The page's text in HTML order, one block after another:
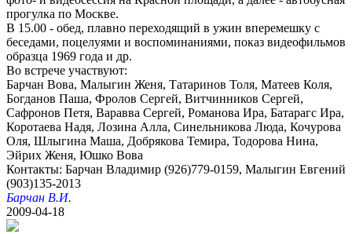
прогулка по Москве.
В 15.00 - обед, плавно переходящий в ужин вперемешку с
беседами, поцелуями и воспоминаниями, показ видеофильмов
образца 1969 года и др.
Во встрече участвуют:
Барчан Вова, Малыгин Женя, Татаринов Толя, Матеев Коля,
Богданов Паша, Фролов Сергей, Витчинников Сергей,
Сафронов Петя, Варавва Сергей, Романова Ира, Батарагс Ира,
Коротаева Надя, Лозина Алла, Синельникова Люда, Кочурова
Оля, Шлыгина Маша, Добрякова Темира, Тодорова Нина,
Эйрих Женя, Юшко Вова
Контакты: Барчан Владимир (926)779-0159, Малыгин Евгений
(903)135-2013
Барчан В.И.
2009-04-18